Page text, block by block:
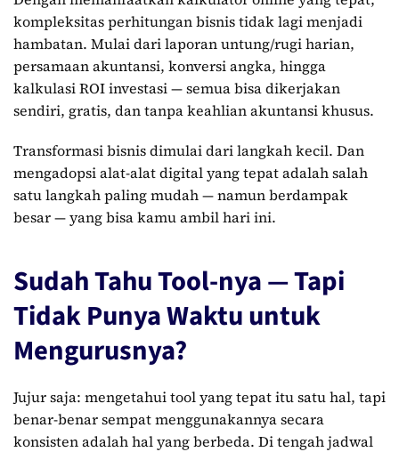
kompleksitas perhitungan bisnis tidak lagi menjadi
hambatan. Mulai dari laporan untung/rugi harian,
persamaan akuntansi, konversi angka, hingga
kalkulasi ROI investasi — semua bisa dikerjakan
sendiri, gratis, dan tanpa keahlian akuntansi khusus.
Transformasi bisnis dimulai dari langkah kecil. Dan
mengadopsi alat-alat digital yang tepat adalah salah
satu langkah paling mudah — namun berdampak
besar — yang bisa kamu ambil hari ini.
Sudah Tahu Tool-nya — Tapi
Tidak Punya Waktu untuk
Mengurusnya?
Jujur saja: mengetahui tool yang tepat itu satu hal, tapi
benar-benar sempat menggunakannya secara
konsisten adalah hal yang berbeda. Di tengah jadwal